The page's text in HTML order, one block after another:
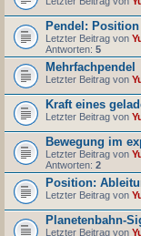
Pendel:
Letzter Beitrag von
Antworten: 5
Mehrfachpendel
Letzter Beitrag von
Kraft eines
Letzter Beitrag von
Bewegung im
Letzter Beitrag von
Antworten: 2
Position:
Letzter Beitrag von
Planetenbahn-
Letzter Beitrag von